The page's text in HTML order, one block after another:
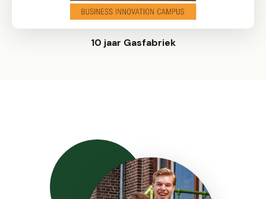
10 jaar Gasfabriek